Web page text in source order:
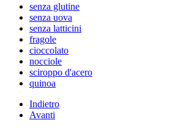
senza glutine
senza uova
senza latticini
fragole
cioccolato
nocciole
sciroppo d'acero
quinoa
Indietro
Avanti